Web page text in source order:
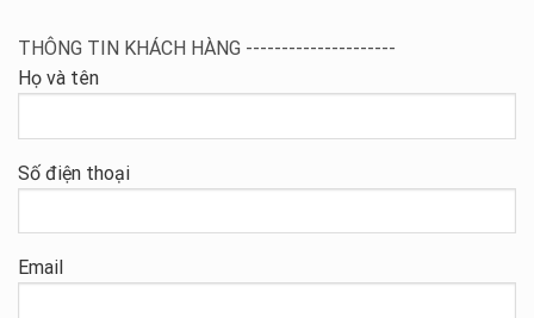
THÔNG TIN KHÁCH HÀNG ---------------------
Họ và tên
Số điện thoại
Email